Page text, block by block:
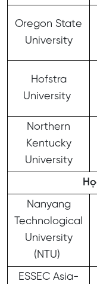
Oregon State
University
Hofstra
University
Northern
Kentucky
University
Nanyang
Technological
University
(NTU)
ESSEC Asia-